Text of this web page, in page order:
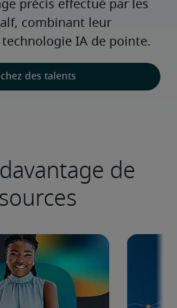
précis effectué par les
combinant leur
IA de pointe.
des talents
de